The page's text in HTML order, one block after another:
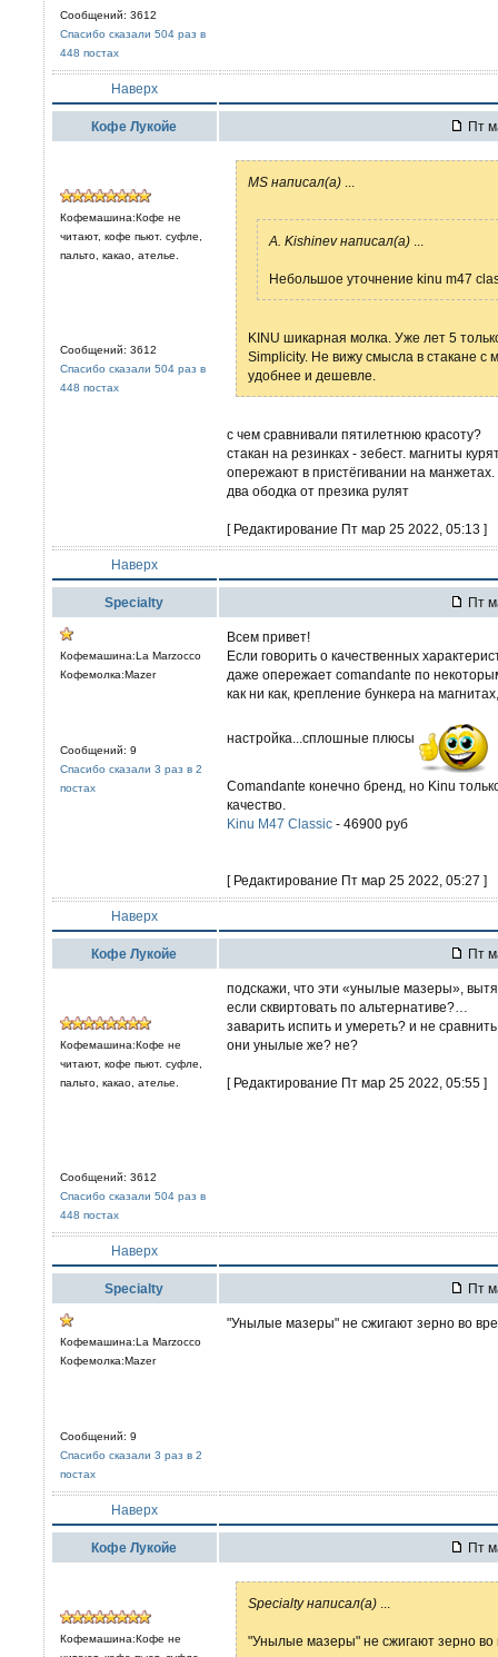
Сообщений: 3612
Спасибо сказали 504 раз в
448 постах
Наверх
Кофе Лукойе Пт
Кофемашина:Кофе не
читают, кофе пьют. суфле,
пальто, какао, ателье.
Сообщений: 3612
Спасибо сказали 504 раз в
448 постах
MS написал(а)
А. Kishinev написал(а)
Небольшое уточнение kinu m47
KINU шикарная молка. Уже лет 5
Simplicity. Не вижу смысла в стакане
удобнее и дешевле.
с чем сравнивали пятилетнюю красоту?
стакан на резинках - зебест. магниты
опережают в пристёгивании на манжетах.
два ободка от презика рулят
[ Редактирование Пт мар 25 2022, 05:13 ]
Наверх
Specialty Пт
Кофемашина:La Marzocco
Кофемолка:Mazer
Сообщений: 9
Спасибо сказали 3 раз в 2
постах
Всем привет!
Если говорить о качественных
даже опережает comandante по
как ни как, крепление бункера на
настройка...сплошные плюсы
Comandante конечно бренд, но Kinu
качество.
Kinu M47 Classic - 46900 руб
[ Редактирование Пт мар 25 2022, 05:27 ]
Наверх
Кофе Лукойе Пт
Кофемашина:Кофе не
читают, кофе пьют. суфле,
пальто, какао, ателье.
Сообщений: 3612
Спасибо сказали 504 раз в
448 постах
подскажи, что эти «унылые мазеры»,
если сквиртовать по альтернативе?…
заварить испить и умереть? и не
они унылые же? не?
[ Редактирование Пт мар 25 2022, 05:55 ]
Наверх
Specialty Пт
Кофемашина:La Marzocco
Кофемолка:Mazer
Сообщений: 9
Спасибо сказали 3 раз в 2
постах
"Унылые мазеры" не сжигают зерно во
Наверх
Кофе Лукойе Пт
Кофемашина:Кофе не
Specialty написал(а)
"Унылые мазеры" не сжигают зерно